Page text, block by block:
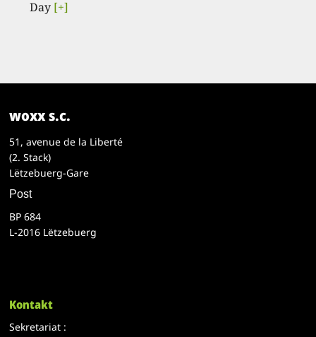
Day [+]
woxx s.c.
51, avenue de la Liberté
(2. Stack)
Lëtzebuerg-Gare
Post
BP 684
L-2016 Lëtzebuerg
Kontakt
Sekretariat :